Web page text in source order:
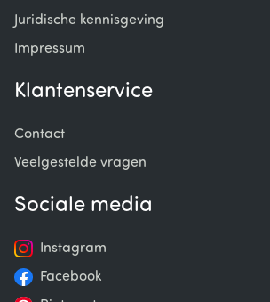
Juridische kennisgeving
Impressum
Klantenservice
Contact
Veelgestelde vragen
Sociale media
Instagram
Facebook